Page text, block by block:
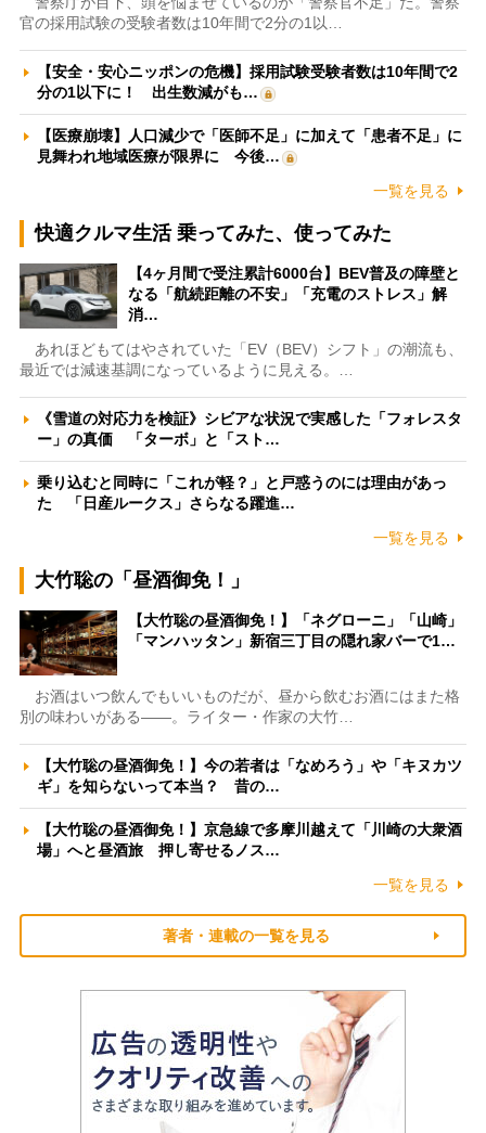
官の採用試験の受験者数は10年間で2分の1以…
【安全・安心ニッポンの危機】採用試験受験者数は10年間で2
分の1以下に！ 出生数減がも…
【医療崩壊】人口減少で「医師不足」に加えて「患者不足」に
見舞われ地域医療が限界に 今後…
一覧を見る
快適クルマ生活 乗ってみた、使ってみた
【4ヶ月間で受注累計6000台】BEV普及の障壁と
なる「航続距離の不安」「充電のストレス」解
消…
あれほどもてはやされていた「EV（BEV）シフト」の潮流も、
最近では減速基調になっているように見える。…
《雪道の対応力を検証》シビアな状況で実感した「フォレスタ
ー」の真価 「ターボ」と「スト…
乗り込むと同時に「これが軽？」と戸惑うのには理由があっ
た 「日産ルークス」さらなる躍進…
一覧を見る
大竹聡の「昼酒御免！」
【大竹聡の昼酒御免！】「ネグローニ」「山崎」
「マンハッタン」新宿三丁目の隠れ家バーで1…
お酒はいつ飲んでもいいものだが、昼から飲むお酒にはまた格
別の味わいがある――。ライター・作家の大竹…
【大竹聡の昼酒御免！】今の若者は「なめろう」や「キヌカツ
ギ」を知らないって本当？ 昔の…
【大竹聡の昼酒御免！】京急線で多摩川越えて「川崎の大衆酒
場」へと昼酒旅 押し寄せるノス…
一覧を見る
著者・連載の一覧を見る